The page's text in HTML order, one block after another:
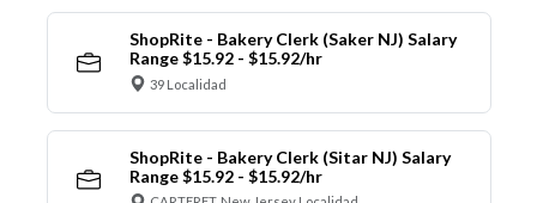
ShopRite - Bakery Clerk (Saker NJ) Salary
Range $15.92 - $15.92/hr
39 Localidad
ShopRite - Bakery Clerk (Sitar NJ) Salary
Range $15.92 - $15.92/hr